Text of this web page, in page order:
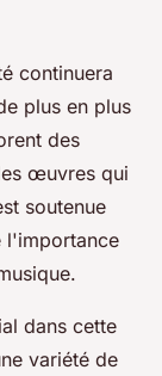
continuera
plus en plus
des
œuvres qui
soutenue
l'importance
dans cette
variété de